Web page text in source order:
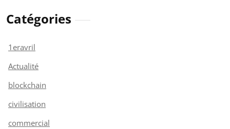
Catégories
1eravril
Actualité
blockchain
civilisation
commercial